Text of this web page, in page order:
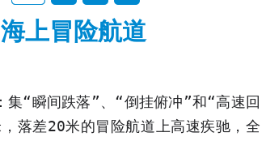
上冒险航道
集“瞬间跌落”、“倒挂俯冲”和“高速回
落差20米的冒险航道上高速疾驰，全